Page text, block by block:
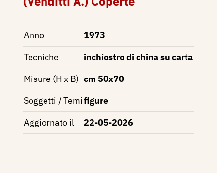
Anno
1973
Tecniche
inchiostro di china su carta
Misure (H x B) cm 50x70
Soggetti / Temifigure
Aggiornato il
22-05-2026